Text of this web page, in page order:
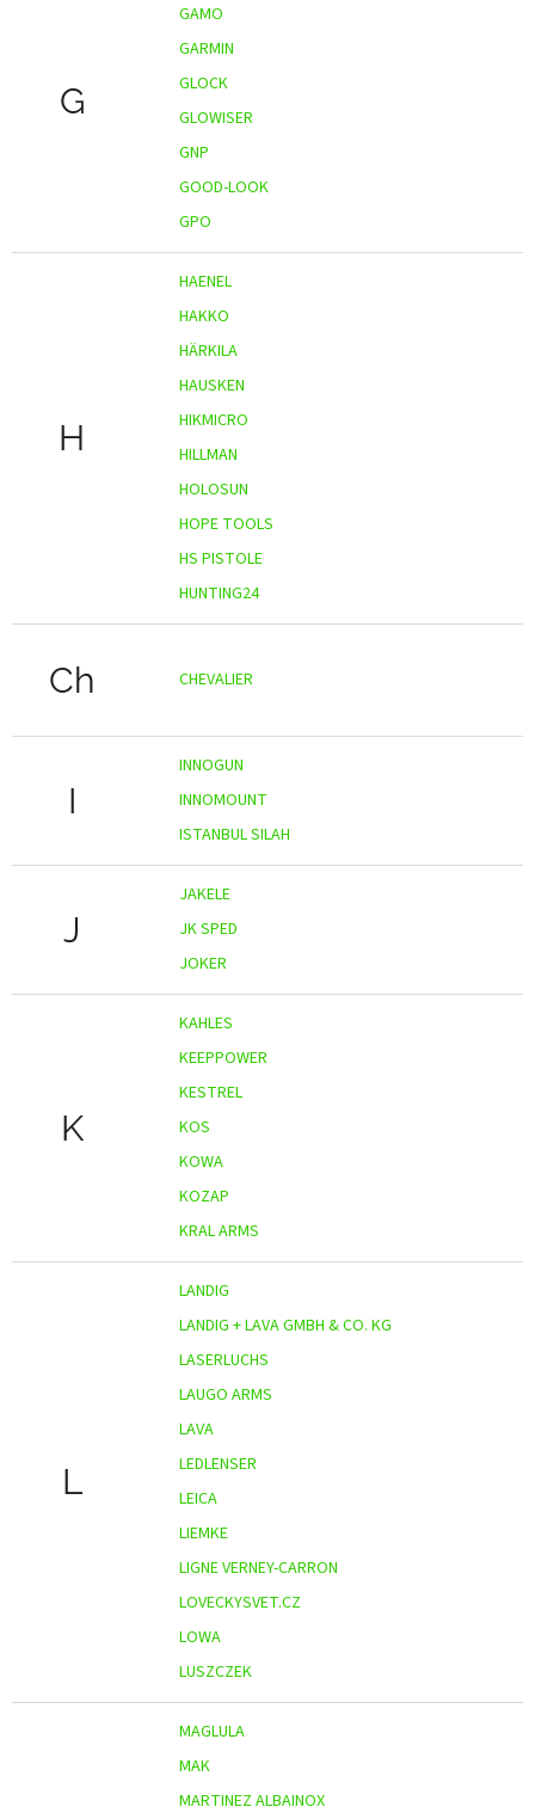
G
GAMO
GARMIN
GLOCK
GLOWISER
GNP
GOOD-LOOK
GPO
H
HAENEL
HAKKO
HÄRKILA
HAUSKEN
HIKMICRO
HILLMAN
HOLOSUN
HOPE TOOLS
HS PISTOLE
HUNTING24
Ch CHEVALIER
I
INNOGUN
INNOMOUNT
ISTANBUL SILAH
J
JAKELE
JK SPED
JOKER
K
KAHLES
KEEPPOWER
KESTREL
KOS
KOWA
KOZAP
KRAL ARMS
L
LANDIG
LANDIG + LAVA GMBH & CO. KG
LASERLUCHS
LAUGO ARMS
LAVA
LEDLENSER
LEICA
LIEMKE
LIGNE VERNEY-CARRON
LOVECKYSVET.CZ
LOWA
LUSZCZEK
MAGLULA
MAK
MARTINEZ ALBAINOX